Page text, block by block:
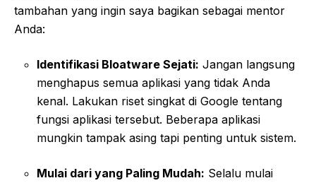
tambahan yang ingin saya bagikan sebagai mentor
Anda:
Identifikasi Bloatware Sejati: Jangan langsung
menghapus semua aplikasi yang tidak Anda
kenal. Lakukan riset singkat di Google tentang
fungsi aplikasi tersebut. Beberapa aplikasi
mungkin tampak asing tapi penting untuk sistem.
Mulai dari yang Paling Mudah: Selalu mulai